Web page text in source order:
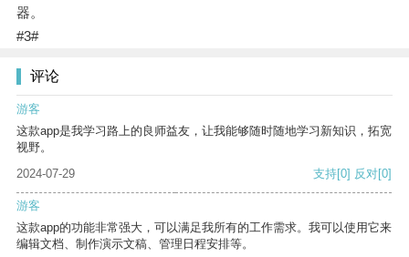
器。
#3#
评论
游客
这款app是我学习路上的良师益友，让我能够随时随地学习新知识，拓宽
视野。
2024-07-29
支持[0] 反对[0]
游客
这款app的功能非常强大，可以满足我所有的工作需求。我可以使用它来
编辑文档、制作演示文稿、管理日程安排等。